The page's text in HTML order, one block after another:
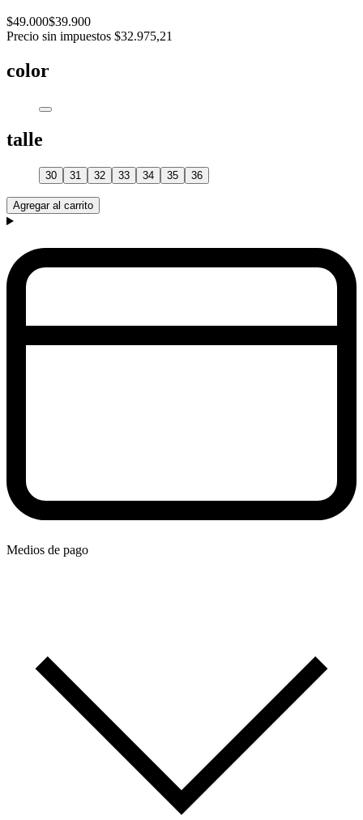
$49.000$39.900
Precio sin impuestos $32.975,21
color
talle
30 31 32 33 34 35 36
Agregar al carrito
Medios de pago